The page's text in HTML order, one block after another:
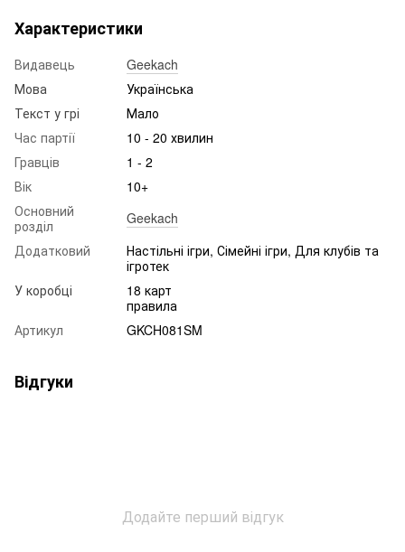
Характеристики
Видавець
Geekach
Мова
Українська
Текст у грі
Мало
Час партії
10 - 20 хвилин
Гравців
1 - 2
Вік
10+
Основний
розділ
Geekach
Додатковий
Настільні ігри, Сімейні ігри, Для клубів та
ігротек
У коробці
18 карт
правила
Артикул
GKCH081SM
Відгуки
Додайте перший відгук